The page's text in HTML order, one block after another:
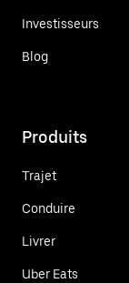
Investisseurs
Blog
Produits
Trajet
Conduire
Livrer
Uber Eats